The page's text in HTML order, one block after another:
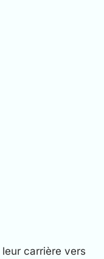
carrière vers